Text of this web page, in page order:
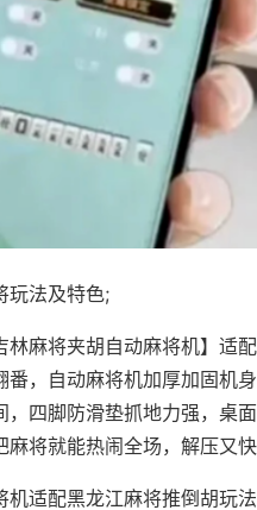
玩法及特色;
林麻将夹胡自动麻将机】适
番，自动麻将机加厚加固机
，四脚防滑垫抓地力强，桌
麻将就能热闹全场，解压又快
机适配黑龙江麻将推倒胡玩